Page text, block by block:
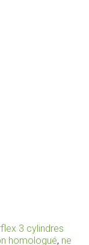
3 cylindres
homologué, ne